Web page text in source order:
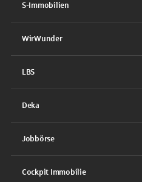
S-Immobilien
WirWunder
LBS
Deka
Jobbörse
Cockpit Immobilie